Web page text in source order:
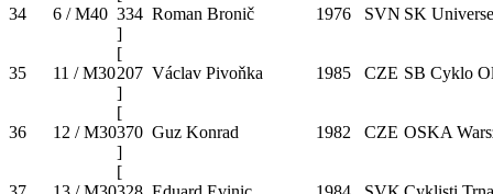
34 6 / M40 334
]
Roman Bronič 1976 SVN SK Universe
35 11 / M30
[
207
]
Václav Pivoňka 1985 CZE SB Cyklo
36 12 / M30
[
370
]
Guz Konrad 1982 CZE OSKA
[